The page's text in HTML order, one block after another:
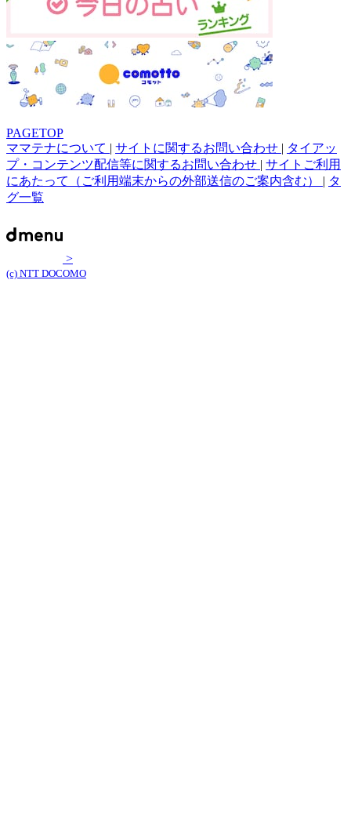
PAGETOP
ママテナについて | サイトに関するお問い合わせ | タイアッ
プ・コンテンツ配信等に関するお問い合わせ | サイトご利用
にあたって（ご利用端末からの外部送信のご案内含む） | タ
グ一覧
>
(c) NTT DOCOMO